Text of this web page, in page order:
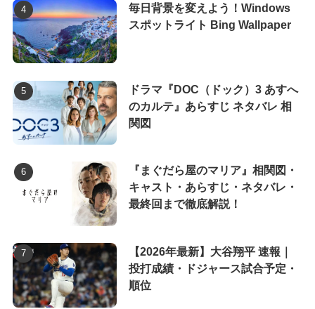
毎日背景を変えよう！Windows
スポットライト Bing Wallpaper
ドラマ『DOC（ドック）3 あすへ
のカルテ』あらすじ ネタバレ 相
関図
『まぐだら屋のマリア』相関図・
キャスト・あらすじ・ネタバレ・
最終回まで徹底解説！
【2026年最新】大谷翔平 速報｜
投打成績・ドジャース試合予定・
順位